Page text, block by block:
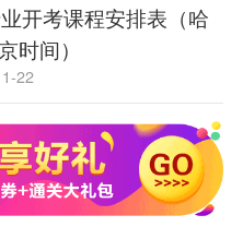
开考课程安排表（哈
时间）
22